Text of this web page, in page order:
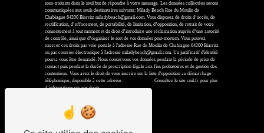
sous-traitants dans le seul but de répondre à votre message. Les données collectées seront
communiquées aux seuls destinataires suivants: Milady Beach Rue du Moulin de
Chabiague 64200 Biarritz miladybeach@gmail.com. Vous disposez de droits d’accès, de
rectification, d’effacement, de portabilité, de limitation, d’opposition, de retrait de votre
consentement à tout moment et du droit d’introduire une réclamation auprès d’une autorité
de contrôle, ainsi que d’organiser le sort de vos données post-mortem. Vous pouvez
exercer ces droits par voie postale à l'adresse Rue du Moulin de Chabiague 64200 Biarritz
ou par courrier électronique à l'adresse miladybeach@gmail.com. Un justificatif d'identité
pourra vous être demandé. Nous conservons vos données pendant la période de prise de
contact puis pendant la durée de prescription légale aux fins probatoires et de gestion des
contentieux. Vous avez le droit de vous inscrire sur la liste d'opposition au démarchage
téléphonique, disponible à cette adresse:
. Consultez le site cnil.fr pour plus
d’informations sur vos droits.